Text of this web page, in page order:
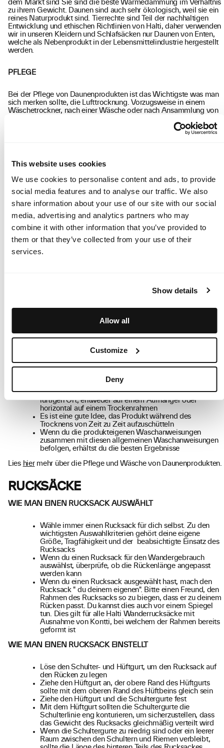
This website uses cookies
We use cookies to personalise content and ads, to provide
social media features and to analyse our traffic. We also
share information about your use of our site with our social
media, advertising and analytics partners who may
combine it with other information that you’ve provided to
them or that they’ve collected from your use of their
services.
Show details
Allow all
Customize
Deny
dem Markt sind Sie sind die beste Wärmedämmung im Verhältnis
zu ihrem Gewicht. Daunen sind auch sehr ökologisch, weil sie ein
reines Naturprodukt sind. Tierrechte sind Teil der nachhaltigen
Entwicklung und ethischen Richtlinien von Halti, daher verwenden
wir in unseren Kleidern und Schlafsäcken nur Daunen von Enten,
welche als Nebenprodukt in der Lebensmittelindustrie hergestellt
werden.
PFLEGE
Bei der Pflege von Daunenprodukten ist das Wichtigste was man
sich merken sollte, die Lufttrocknung. Vorzugsweise in einem
Wäschetrockner, nach einer Wäsche oder nach Ansammlung von
Produkt bequemer und sorgt dafür, dass es weiter optimal
Daunengefüllte Produkte separat in viel Wasser waschen
Verwende nach Möglichkeit ein flüssiges Waschmittel.
Wir empfehlen eines der speziellen Flüssigwaschmittel
für daunengefüllte Produkte
Verwende nur eine kleine Mengen Waschmittel, etwa
einen Teelöffel pro Maschine
Eine zusätzliche Spülung wird empfohlen, insbesondere
wenn du andere Waschmittel verwendest, die nicht für
daunengefüllte Produkte bestimmt sind. Dadurch wird
sichergestellt, dass Waschmittelrückstände aus dem
zu machen. Dies hilft, zur Daunenverteilung in den
zusammengestaucht werden. Das Produkt wird lockerer
Nach dem Waschen das Produkt gut trocknen
TROCKNEN
Trockne daunengefüllte Produkte in Wäschetrocknern,
aber überprüfe immer, ob die produkteigenen
Waschanweisungen dies zulassen
Wenn es nicht möglich ist, einen Wäschetrockner zu
verwenden, trockne das Produkt an einem möglichst
luftigen Ort, entweder auf einem Aufhänger oder
horizontal auf einem Trockenrahmen
Es ist eine gute Idee, das Produkt während des
Trocknens von Zeit zu Zeit aufzuschütteln
Wenn du die produkteigenen Waschanweisungen
zusammen mit diesen allgemeinen Waschanweisungen
befolgen, erhältst du die besten Ergebnisse
Lies hiermehr über die Pflege und Wäsche von Daunenprodukten.
RUCKSÄCKE
WIE MAN EINEN RUCKSACK AUSWÄHLT
Wähle immer einen Rucksack für dich selbst. Zu den
wichtigsten Auswahlkriterien gehört deine eigene
Größe, Tragfähigkeit und der beabsichtigte Einsatz des
Rucksacks
Wenn du einen Rucksack für den Wandergebrauch
auswählst, überprüfe, ob die Rückenlänge angepasst
werden kann
Wenn du einen Rucksack ausgewählt hast, mach den
Rucksack " du deinem eigenen". Bitte einen Freund, den
Rahmen des Rucksacks so zu biegen, dass er zu deinem
Rücken passt. Du kannst dies auch vor einem Spiegel
tun. Dies gilt für alle Halti Wanderrucksäcke mit
Ausnahme von Kontti, bei welchem der Rahmen bereits
geformt ist
WIE MAN EINEN RUCKSACK EINSTELLT
Löse den Schulter- und Hüftgurt, um den Rucksack auf
den Rücken zu legen
Ziehe den Hüftgurt an, der obere Rand des Hüftgurts
sollte mit dem oberen Rand des Hüftbeins gleich sein
Ziehe den Hüftgurt und die Schultergurte fest
Mit dem Hüftgurt sollten die Schultergurte die
Schulterlinie eng konturieren, um sicherzustellen, dass
das Gewicht des Rucksacks gleichmäßig verteilt wird
Wenn die Schultergurte zu niedrig sind oder ein leerer
Raum zwischen den Schultern und Riemen verbleibt,